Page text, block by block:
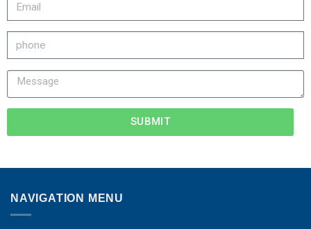
SUBMIT
NAVIGATION MENU